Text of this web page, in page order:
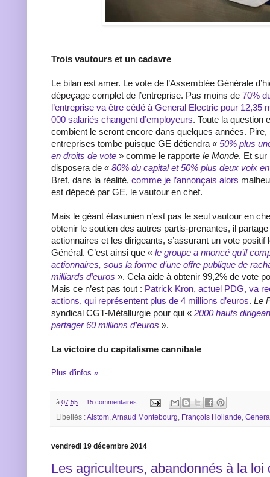
Trois vautours et un cadavre
Le bilan est amer. Le vote de l’Assemblée Générale
dépeçage complet de l’entreprise. Pas moins de 70%
l’entreprise va être cédé à General Electric pour 12,35
000 salariés changent d’employeurs. Toute la question
combient le seront encore dans quelques années.
entreprises tombe puisque GE détiendra « 50% plus
en droits de vote » comme le rapporte le Monde. Et sur
disposera de « 80% du capital et 50% plus deux voix
Bref, dans la réalité, comme je l’annonçais alors
est dépecé par GE, le vautour en chef.
Mais le géant étasunien n’est pas le seul vautour en
obtenir le soutien des autres partis-prenantes, il
actionnaires et les dirigeants, s’assurant un vote positif
Général. C’est ainsi que « le groupe a nnoncé qu’il
actionnaires, sous la forme d’une offre publique de
milliards d’euros ». Cela aide à obtenir 99,2% de vote
Mais ce n’est pas tout : Patrick Kron, actuel PDG, va
actions, qui représentent plus de 4 millions d’euros. Le
syndical CGT-Métallurgie pour qui « 2000 hauts
partager 60 millions d’euros ».
La victoire du capitalisme cannibale
Plus d'infos »
à 07:55 15 commentaires:
Libellés :Alstom,Arnaud Montebourg, François Hollande,
vendredi 19 décembre 2014
Les agriculteurs, abandonnés à la loi